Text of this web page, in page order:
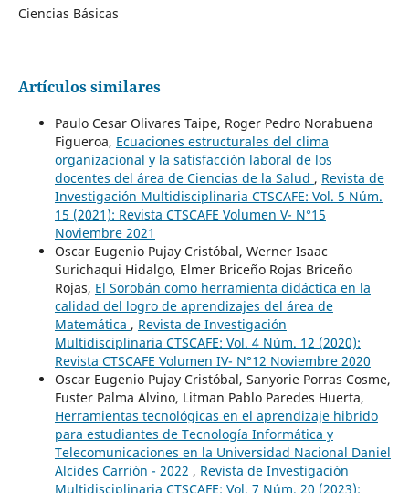
Ciencias Básicas
Artículos similares
Paulo Cesar Olivares Taipe, Roger Pedro Norabuena
Figueroa, Ecuaciones estructurales del clima
organizacional y la satisfacción laboral de los
docentes del área de Ciencias de la Salud , Revista de
Investigación Multidisciplinaria CTSCAFE: Vol. 5 Núm.
15 (2021): Revista CTSCAFE Volumen V- N°15
Noviembre 2021
Oscar Eugenio Pujay Cristóbal, Werner Isaac
Surichaqui Hidalgo, Elmer Briceño Rojas Briceño
Rojas, El Sorobán como herramienta didáctica en la
calidad del logro de aprendizajes del área de
Matemática , Revista de Investigación
Multidisciplinaria CTSCAFE: Vol. 4 Núm. 12 (2020):
Revista CTSCAFE Volumen IV- N°12 Noviembre 2020
Oscar Eugenio Pujay Cristóbal, Sanyorie Porras Cosme,
Fuster Palma Alvino, Litman Pablo Paredes Huerta,
Herramientas tecnológicas en el aprendizaje hibrido
para estudiantes de Tecnología Informática y
Telecomunicaciones en la Universidad Nacional Daniel
Alcides Carrión - 2022 , Revista de Investigación
Multidisciplinaria CTSCAFE: Vol. 7 Núm. 20 (2023):